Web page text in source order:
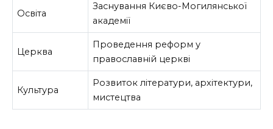
Освіта
Заснування Києво-Могилянської
академії
Церква
Проведення реформ у
православній церкві
Культура
Розвиток літератури, архітектури,
мистецтва